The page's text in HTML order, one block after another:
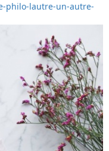
philo-lautre-un-autre-